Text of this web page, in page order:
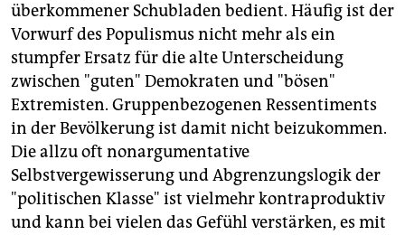
überkommener Schubladen bedient. Häufig ist der
Vorwurf des Populismus nicht mehr als ein
stumpfer Ersatz für die alte Unterscheidung
zwischen "guten" Demokraten und "bösen"
Extremisten. Gruppenbezogenen Ressentiments
in der Bevölkerung ist damit nicht beizukommen.
Die allzu oft nonargumentative
Selbstvergewisserung und Abgrenzungslogik der
"politischen Klasse" ist vielmehr kontraproduktiv
und kann bei vielen das Gefühl verstärken, es mit